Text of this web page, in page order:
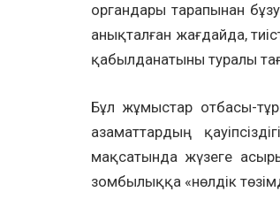
органдары тарапынан
анықталған жағдайда,
қабылданатыны туралы
Бұл жұмыстар отбасы-
азаматтардың
мақсатында жүзеге
зомбылыққа «нөлдік